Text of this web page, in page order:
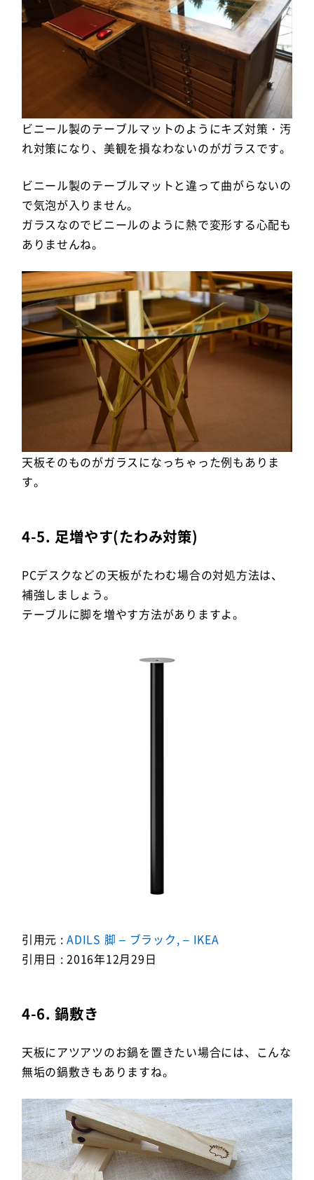
ビニール製のテーブルマットのようにキズ対策・汚
れ対策になり、美観を損なわないのがガラスです。
ビニール製のテーブルマットと違って曲がらないの
で気泡が入りません。
ガラスなのでビニールのように熱で変形する心配も
ありませんね。
天板そのものがガラスになっちゃった例もありま
す。
4-5. 足増やす(たわみ対策)
PCデスクなどの天板がたわむ場合の対処方法は、
補強しましょう。
テーブルに脚を増やす方法がありますよ。
引用元 :ADILS 脚 – ブラック, – IKEA
引用日 : 2016年12月29日
4-6. 鍋敷き
天板にアツアツのお鍋を置きたい場合には、こんな
無垢の鍋敷きもありますね。